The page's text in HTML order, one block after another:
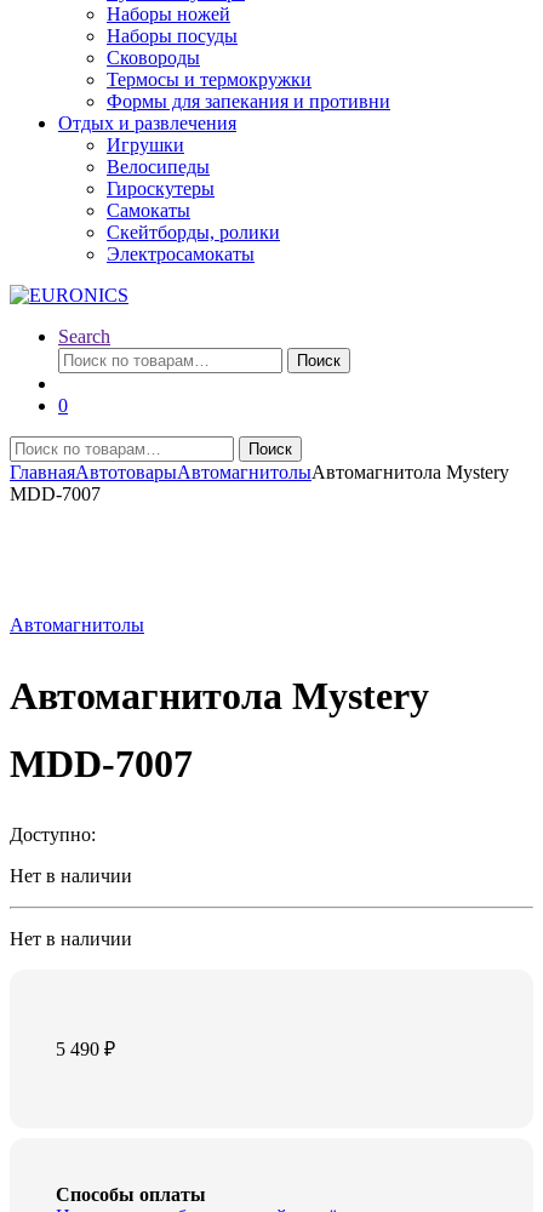
Наборы ножей
Наборы посуды
Сковороды
Термосы и термокружки
Формы для запекания и противни
Отдых и развлечения
Игрушки
Велосипеды
Гироскутеры
Самокаты
Скейтборды, ролики
Электросамокаты
Search
Искать:
Поиск
0
Искать:
Поиск
ГлавнаяАвтотоварыАвтомагнитолыАвтомагнитола Mystery
MDD-7007
Автомагнитолы
Автомагнитола Mystery
MDD-7007
Доступно:
Нет в наличии
Нет в наличии
5 490₽
Способы оплаты